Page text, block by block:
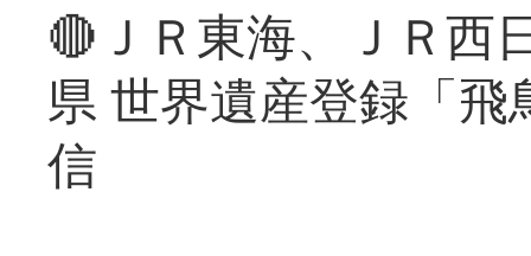
🔴ＪＲ東海、ＪＲ西
県 世界遺産登録「
信